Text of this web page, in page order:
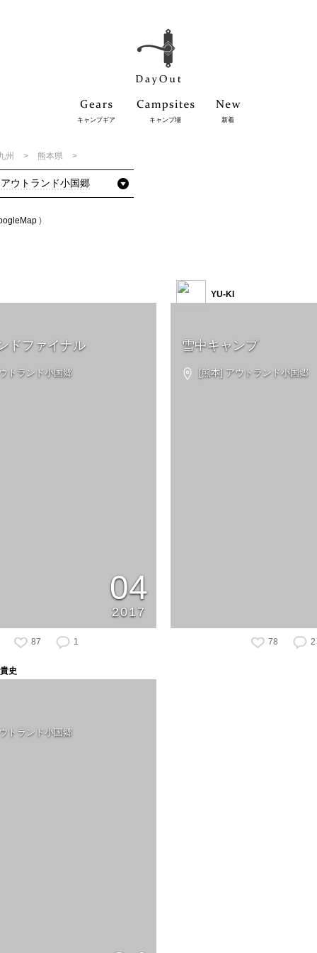
キャンプギア キャンプ場 新着
州 熊本県
アウトランド小国郷
)
ドファイナル
トランド小国郷
04
2017
87 1
雪中キャンプ
[熊本] アウトランド小国郷
YU-KI
78 2
トランド小国郷
史